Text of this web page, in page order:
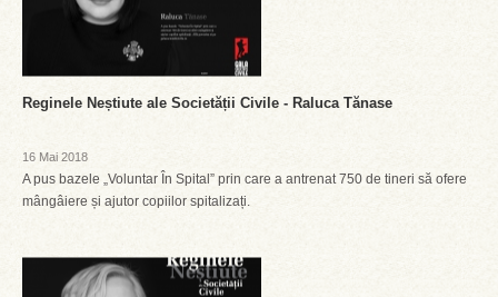
Reginele Neștiute ale Societății Civile - Raluca Tănase
16 Mai 2018
A pus bazele „Voluntar În Spital” prin care a antrenat 750 de tineri să ofere
mângâiere și ajutor copiilor spitalizați.